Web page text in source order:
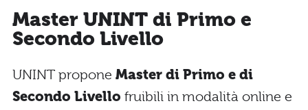
Master UNINT di Primo e
Secondo Livello
UNINT propone Master di Primo e di
Secondo Livello fruibili in modalità online e